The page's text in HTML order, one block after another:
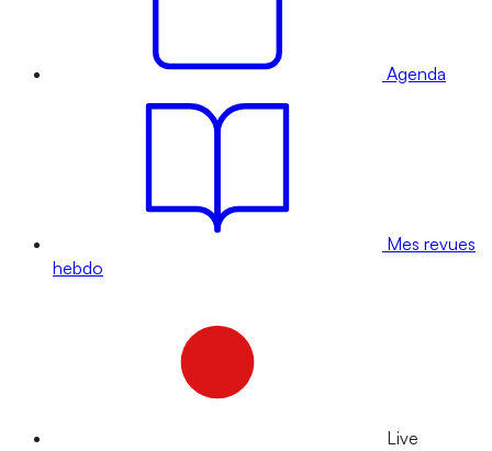
Agenda
Mes revues
hebdo
Live